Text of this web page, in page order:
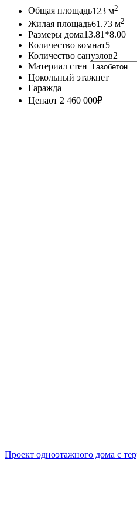
Общая площадь123 м2
Жилая площадь61.73 м2
Размеры дома13.81*8.00
Количество комнат5
Количество санузлов2
Материал стен
Цокольный этажнет
Гаражда
Ценаот 2 460 000₽
Проект одноэтажного дома с